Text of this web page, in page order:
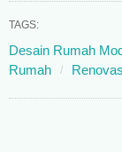
TAGS:
Desain Rumah
Rumah